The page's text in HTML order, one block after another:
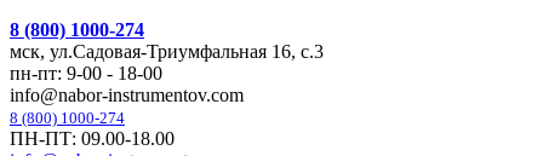
8 (800) 1000-274
мск, ул.Садовая-Триумфальная 16, с.3
пн-пт: 9-00 - 18-00
info@nabor-instrumentov.com
8 (800) 1000-274
ПН-ПТ: 09.00-18.00